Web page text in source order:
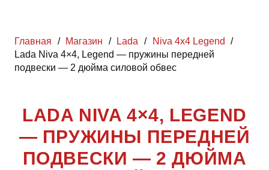
Главная / Магазин / Lada / Niva 4x4 Legend
/
Lada Niva 4×4, Legend — пружины передней
подвески — 2 дюйма силовой обвес
LADA NIVA 4×4, LEGEND
— ПРУЖИНЫ ПЕРЕДНЕЙ
ПОДВЕСКИ — 2 ДЮЙМА